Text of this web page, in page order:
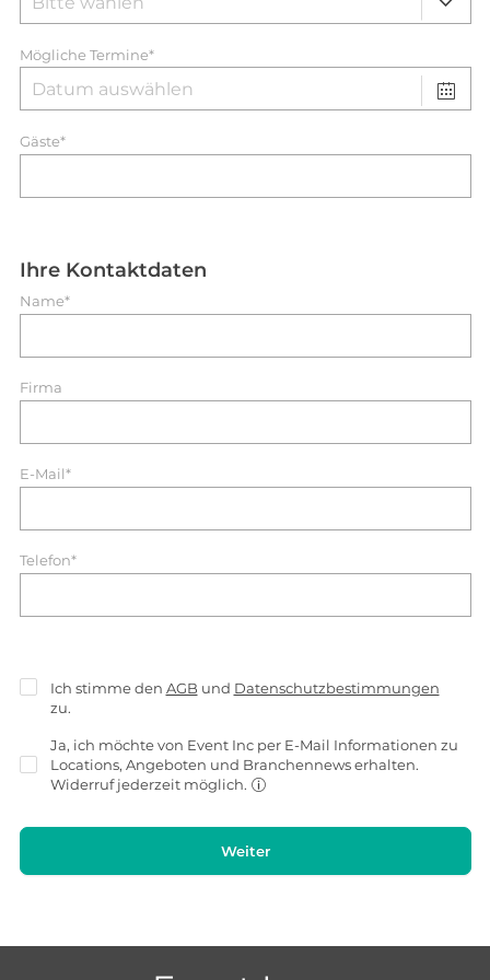
Mögliche Termine*
Gäste*
Ihre Kontaktdaten
Name*
Firma
E-Mail*
Telefon*
Ich stimme den AGB und Datenschutzbestimmungen
zu.
Ja, ich möchte von Event Inc per E-Mail Informationen zu
Locations, Angeboten und Branchennews erhalten.
Widerruf jederzeit möglich.
Weiter